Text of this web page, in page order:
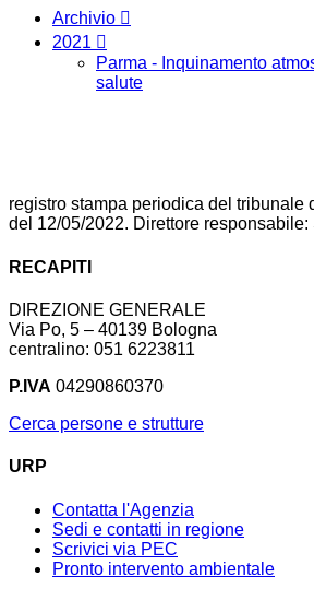
Archivio
2021
Parma - Inquinamento
salute
registro stampa periodica del tribunale
del 12/05/2022. Direttore responsabile:
RECAPITI
DIREZIONE GENERALE
Via Po, 5 – 40139 Bologna
centralino: 051 6223811
P.IVA 04290860370
Cerca persone e strutture
URP
Contatta l'Agenzia
Sedi e contatti in regione
Scrivici via PEC
Pronto intervento ambientale